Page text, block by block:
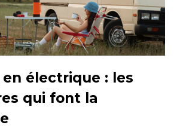
électrique : les
qui font la